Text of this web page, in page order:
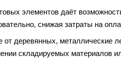
элементов даёт
снижая затраты на
от деревянных, металлические
складируемых материалов